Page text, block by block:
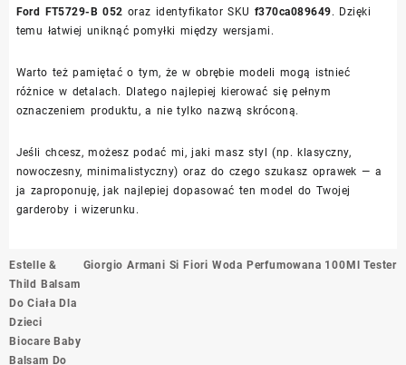
Ford FT5729-B 052 oraz identyfikator SKU f370ca089649. Dzięki
temu łatwiej uniknąć pomyłki między wersjami.
Warto też pamiętać o tym, że w obrębie modeli mogą istnieć
różnice w detalach. Dlatego najlepiej kierować się pełnym
oznaczeniem produktu, a nie tylko nazwą skróconą.
Jeśli chcesz, możesz podać mi, jaki masz styl (np. klasyczny,
nowoczesny, minimalistyczny) oraz do czego szukasz oprawek — a
ja zaproponuję, jak najlepiej dopasować ten model do Twojej
garderoby i wizerunku.
Nawigacja
wpisu
Estelle &
Thild Balsam
Do Ciała Dla
Dzieci
Biocare Baby
Balsam Do
Giorgio Armani Si Fiori Woda Perfumowana 100Ml Tester